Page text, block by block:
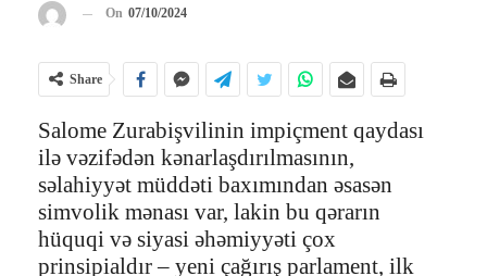
On 07/10/2024
Share
Salome Zurabişvilinin impiçment qaydası
ilə vəzifədən kənarlaşdırılmasının,
səlahiyyət müddəti baxımından əsasən
simvolik mənası var, lakin bu qərarın
hüquqi və siyasi əhəmiyyəti çox
prinsipialdır – yeni çağırış parlament, ilk